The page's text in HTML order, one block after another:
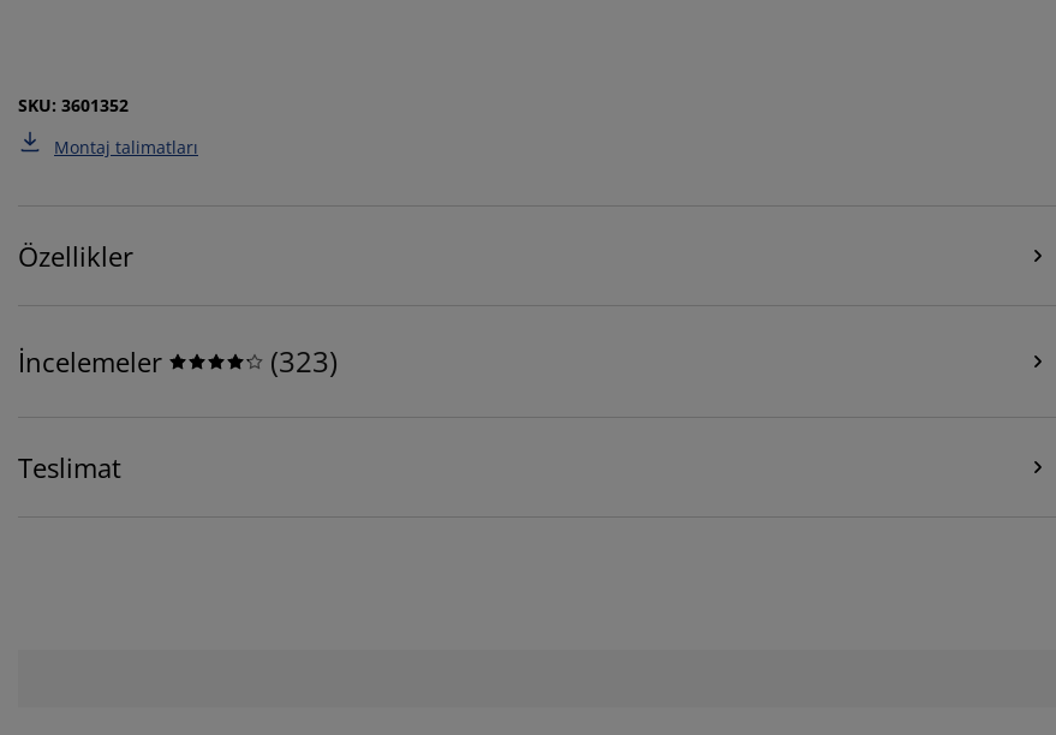
SKU: 3601352
Montaj talimatları
Özellikler
İncelemeler (323)
Teslimat